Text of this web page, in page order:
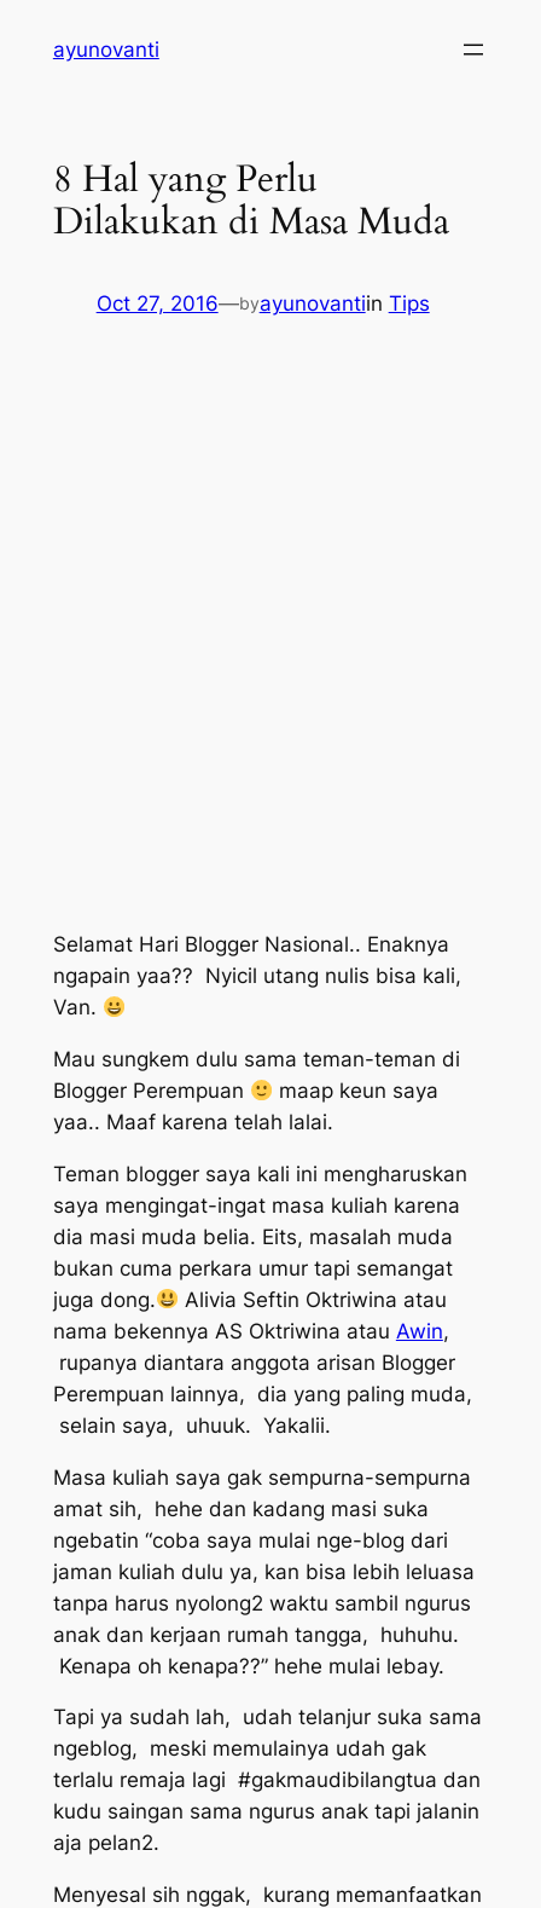
ayunovanti
8 Hal yang Perlu
Dilakukan di Masa Muda
Oct 27, 2016—byayunovantiin Tips
Selamat Hari Blogger Nasional.. Enaknya
ngapain yaa?? Nyicil utang nulis bisa kali,
Van.
Mau sungkem dulu sama teman-teman di
Blogger Perempuan
maap keun saya
yaa.. Maaf karena telah lalai.
Teman blogger saya kali ini mengharuskan
saya mengingat-ingat masa kuliah karena
dia masi muda belia. Eits, masalah muda
bukan cuma perkara umur tapi semangat
juga dong.
Alivia Seftin Oktriwina atau
nama bekennya AS Oktriwina atau Awin,
rupanya diantara anggota arisan Blogger
Perempuan lainnya, dia yang paling muda,
selain saya, uhuuk. Yakalii.
Masa kuliah saya gak sempurna-sempurna
amat sih, hehe dan kadang masi suka
ngebatin “coba saya mulai nge-blog dari
jaman kuliah dulu ya, kan bisa lebih leluasa
tanpa harus nyolong2 waktu sambil ngurus
anak dan kerjaan rumah tangga, huhuhu.
Kenapa oh kenapa??” hehe mulai lebay.
Tapi ya sudah lah, udah telanjur suka sama
ngeblog, meski memulainya udah gak
terlalu remaja lagi #gakmaudibilangtua dan
kudu saingan sama ngurus anak tapi jalanin
aja pelan2.
Menyesal sih nggak, kurang memanfaatkan